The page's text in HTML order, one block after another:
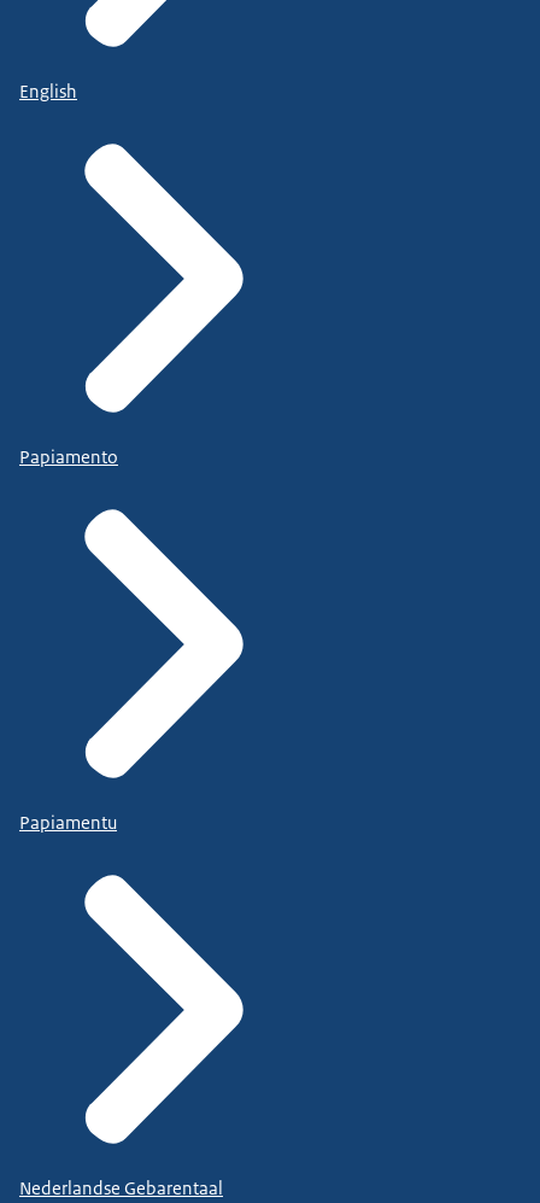
English
Papiamento
Papiamentu
Nederlandse Gebarentaal